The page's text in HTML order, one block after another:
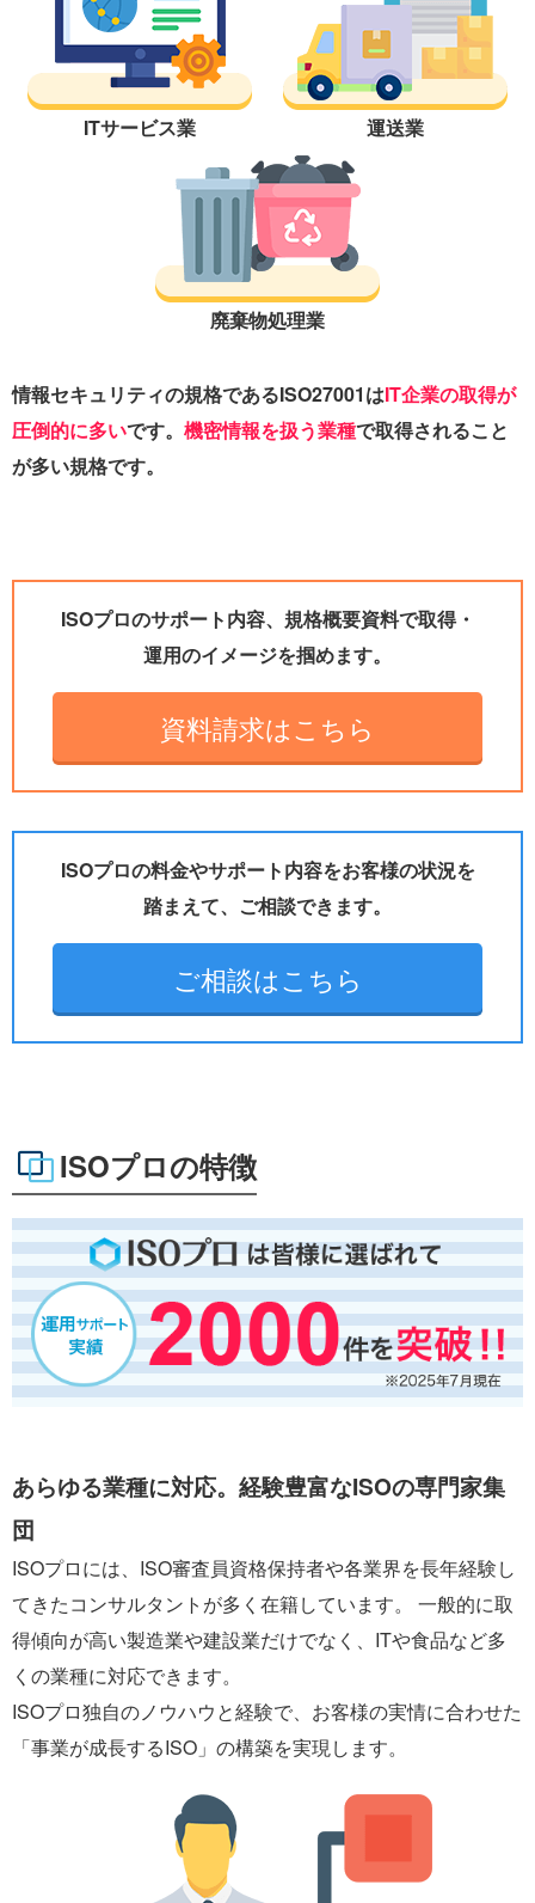
ITサービス業 運送業
廃棄物処理業
情報セキュリティの規格であるISO27001はIT企業の取得が
圧倒的に多いです。 機密情報を扱う業種で取得されること
が多い規格です。
ISOプロのサポート内容、規格概要資料で取得・
運用のイメージを掴めます。
資料請求はこちら
ISOプロの料金やサポート内容をお客様の状況を
踏まえて、ご相談できます。
ご相談はこちら
ISOプロの特徴
あらゆる業種に対応。経験豊富なISOの専門家集
団
ISOプロには、ISO審査員資格保持者や各業界を長年経験し
てきたコンサルタントが多く在籍しています。 一般的に取
得傾向が高い製造業や建設業だけでなく、ITや食品など多
くの業種に対応できます。
ISOプロ独自のノウハウと経験で、お客様の実情に合わせた
「事業が成長するISO」の構築を実現します。